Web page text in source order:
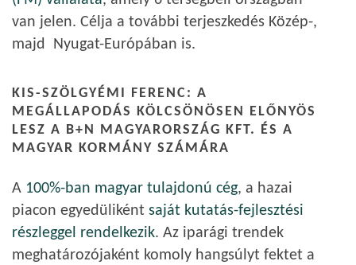
van jelen. Célja a további terjeszkedés Közép-,
majd Nyugat-Európában is.
KIS-SZÖLGYÉMI FERENC: A
MEGÁLLAPODÁS KÖLCSÖNÖSEN ELŐNYÖS
LESZ A B+N MAGYARORSZÁG KFT. ÉS A
MAGYAR KORMÁNY SZÁMÁRA
A 100%-ban magyar tulajdonú cég, a hazai
piacon egyedüliként saját kutatás-fejlesztési
részleggel rendelkezik. Az iparági trendek
meghatározójaként komoly hangsúlyt fektet a